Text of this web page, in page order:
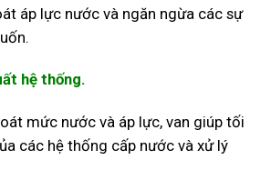
áp lực nước và ngăn ngừa các sự
hệ thống.
mức nước và áp lực, van giúp tối
các hệ thống cấp nước và xử lý